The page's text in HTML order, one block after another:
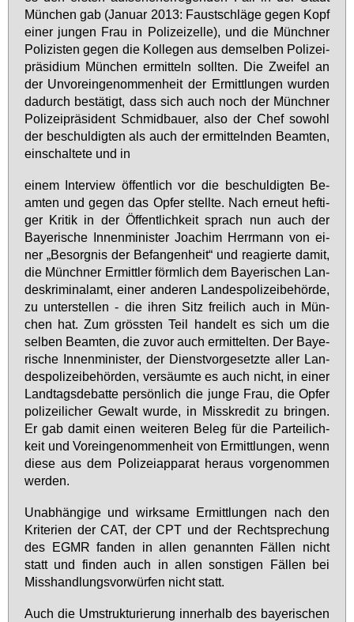
Mün­chen gab (Ja­nu­ar 2013: Faust­schlä­ge ge­gen Kopf
ei­ner jun­gen Frau in Po­li­zei­zel­le), und die Münch­ner
Po­li­zis­ten ge­gen die Kol­le­gen aus dem­sel­ben Po­li­zei­
prä­si­di­um Mün­chen er­mit­teln soll­ten. Die Zwei­fel an
der Un­vor­ein­ge­nom­men­heit der Er­mitt­lun­gen wur­den
da­durch be­stä­tigt, dass sich auch noch der Münch­ner
Po­li­zei­prä­si­dent Schmid­bau­er, al­so der Chef so­wohl
der be­schul­dig­ten als auch der er­mit­teln­den Be­am­ten,
ein­schal­te­te und in
ei­nem In­ter­view öf­fent­lich vor die be­schul­dig­ten Be­
am­ten und ge­gen das Op­fer stell­te. Nach er­neut hef­ti­
ger Kri­tik in der Öf­fent­lich­keit sprach nun auch der
Baye­ri­sche In­nen­mi­nis­ter Joa­chim Herr­mann von ei­
ner „Be­sorg­nis der Be­fan­gen­heit“ und re­agier­te da­mit,
die Münch­ner Er­mitt­ler förm­lich dem Baye­ri­schen Lan­
des­kri­mi­nal­amt, ei­ner an­de­ren Lan­des­po­li­zei­be­hör­de,
zu un­ter­stel­len - die ih­ren Sitz frei­lich auch in Mün­
chen hat. Zum gröss­ten Teil han­delt es sich um die
sel­ben Be­am­ten, die zu­vor auch er­mit­tel­ten. Der Baye­
ri­sche In­nen­mi­nis­ter, der Dienst­vor­ge­setz­te al­ler Lan­
des­po­li­zei­be­hör­den, ver­säum­te es auch nicht, in ei­ner
Land­tags­de­bat­te per­sön­lich die jun­ge Frau, die Op­fer
po­li­zei­li­cher Ge­walt wur­de, in Miss­kre­dit zu brin­gen.
Er gab da­mit ei­nen wei­te­ren Be­leg für die Par­tei­lich­
keit und Vor­ein­ge­nom­men­heit von Er­mitt­lun­gen, wenn
die­se aus dem Po­li­zei­ap­pa­rat her­aus vor­ge­nom­men
wer­den.
Un­ab­hän­gi­ge und wirk­sa­me Er­mitt­lun­gen nach den
Kri­te­ri­en der CAT, der CPT und der Recht­spre­chung
des EGMR fan­den in al­len ge­nann­ten Fäl­len nicht
statt und fin­den auch in al­len sons­ti­gen Fäl­len bei
Miss­hand­lungs­vor­wür­fen nicht statt.
Auch die Um­struk­tu­rie­rung in­ner­halb des baye­ri­schen